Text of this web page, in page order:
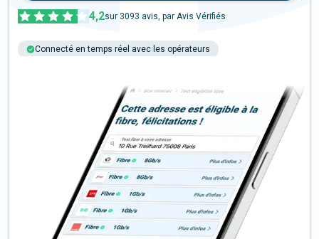
4,2sur 3093 avis, par Avis Vérifiés
Connecté en temps réel avec les opérateurs